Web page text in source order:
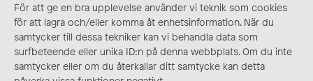
För att ge en bra upplevelse använder vi teknik som cookies
för att lagra och/eller komma åt enhetsinformation. När du
samtycker till dessa tekniker kan vi behandla data som
surfbeteende eller unika ID:n på denna webbplats. Om du inte
samtycker eller om du återkallar ditt samtycke kan detta